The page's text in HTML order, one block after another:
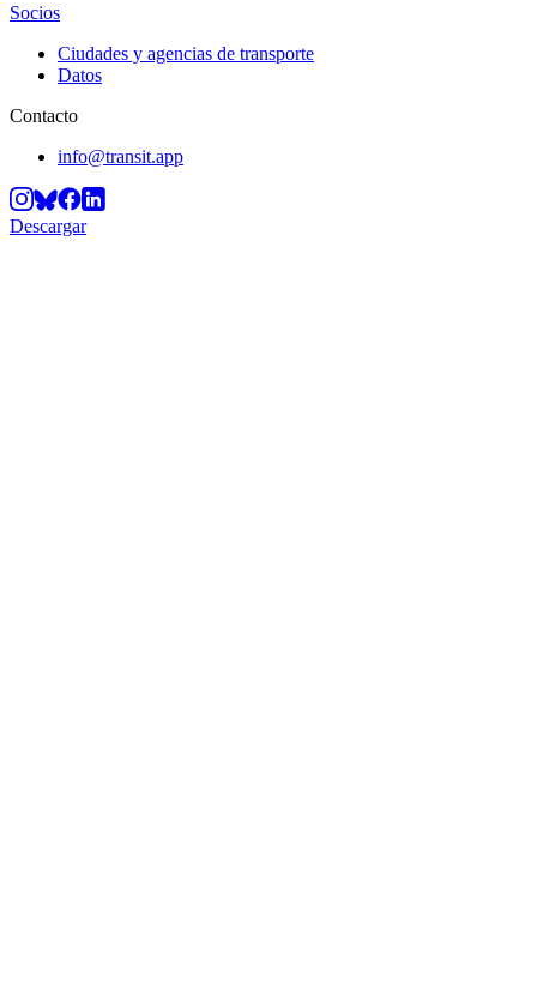
Socios
Ciudades y agencias de transporte
Datos
Contacto
info@transit.app
Descargar